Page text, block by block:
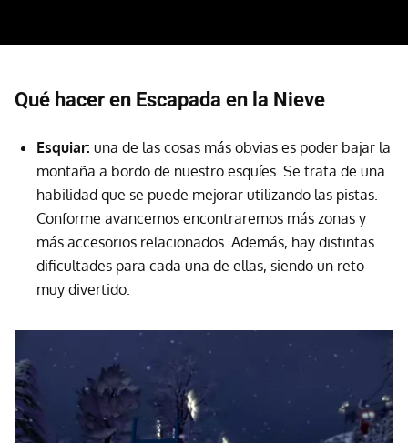
Qué hacer en Escapada en la Nieve
Esquiar: una de las cosas más obvias es poder bajar la
montaña a bordo de nuestro esquíes. Se trata de una
habilidad que se puede mejorar utilizando las pistas.
Conforme avancemos encontraremos más zonas y
más accesorios relacionados. Además, hay distintas
dificultades para cada una de ellas, siendo un reto
muy divertido.